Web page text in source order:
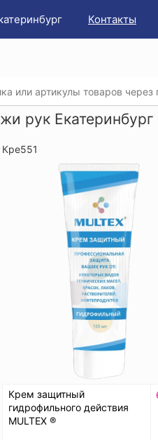
Контакты
рук Екатеринбург
Кре551
Крем защитный
гидрофильного действия
MULTEX ®